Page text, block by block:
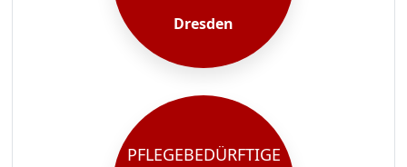
Dresden
PFLEGEBEDÜRFTIGE